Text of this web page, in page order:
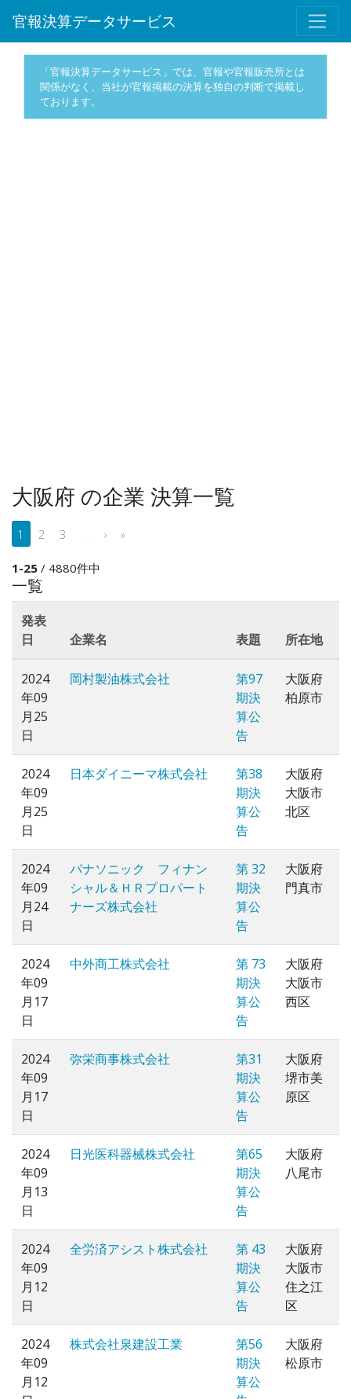
官報決算データサービス
「官報決算データサービス」では、官報や官報販売所とは
関係がなく、当社が官報掲載の決算を独自の判断で掲載し
ております。
大阪府 の企業 決算一覧
1 2 3 › »
1-25 / 4880件中
一覧
発表
日
企業名 表題 所在地
2024
年09
月25
日
岡村製油株式会社
第97
期決
算公
告
大阪府
柏原市
2024
年09
月25
日
日本ダイニーマ株式会社
第38
期決
算公
告
大阪府
大阪市
北区
2024
年09
月24
日
パナソニック フィナン
シャル＆ＨＲプロパート
ナーズ株式会社
第 32
期決
算公
告
大阪府
門真市
2024
年09
月17
日
中外商工株式会社
第 73
期決
算公
告
大阪府
大阪市
西区
2024
年09
月17
日
弥栄商事株式会社
第31
期決
算公
告
大阪府
堺市美
原区
2024
年09
月13
日
日光医科器械株式会社
第65
期決
算公
告
大阪府
八尾市
2024
年09
月12
日
全労済アシスト株式会社
第 43
期決
算公
告
大阪府
大阪市
住之江
区
2024
年09
月12
株式会社泉建設工業
第56
期決
算公
大阪府
松原市